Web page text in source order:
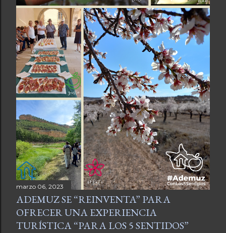
marzo 06, 2023
ADEMUZ SE “REINVENTA” PARA
OFRECER UNA EXPERIENCIA
TURÍSTICA “PARA LOS 5 SENTIDOS”